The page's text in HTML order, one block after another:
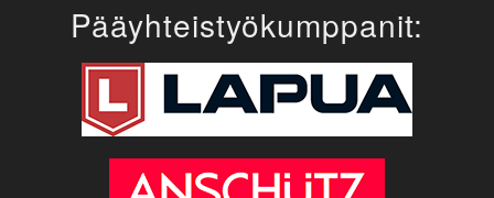
Pääyhteistyökumppanit: